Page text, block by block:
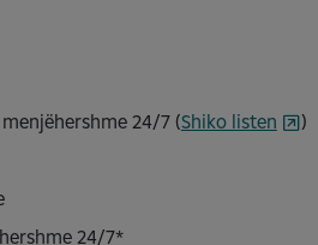
24/7 (Shiko listen
)
24/7*